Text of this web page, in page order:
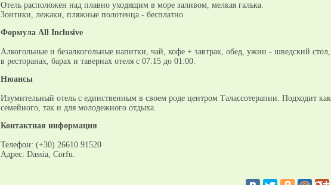
Отель расположен над плавно уходящим в море заливом, мелкая галька.
Зонтики, лежаки, пляжные полотенца - бесплатно.
Формула All Inclusive
Алкогольные и безалкогольные напитки, чай, кофе + завтрак, обед, ужин - шведский стол,
в ресторанах, барах и тавернах отеля с 07:15 до 01:00.
Нюансы
Изумительный отель с единственным в своем роде центром Талассотерапии. Подходит
семейного, так и для молодежного отдыха.
Контактная информация
Телефон: (+30) 26610 91520
Адрес: Dassia, Corfu.